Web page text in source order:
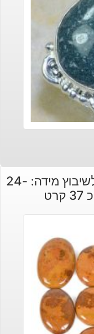
ג'ספר חום צהוב מלוטש לשיבוץ מידה: 24-